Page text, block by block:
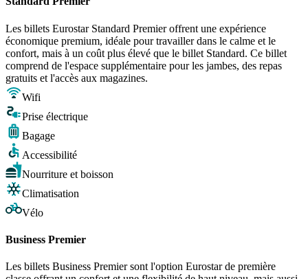
Les billets Eurostar Standard Premier offrent une expérience
économique premium, idéale pour travailler dans le calme et le
confort, mais à un coût plus élevé que le billet Standard. Ce billet
comprend de l'espace supplémentaire pour les jambes, des repas
gratuits et l'accès aux magazines.
Wifi
Prise électrique
Bagage
Accessibilité
Nourriture et boisson
Climatisation
Vélo
Business Premier
Les billets Business Premier sont l'option Eurostar de première